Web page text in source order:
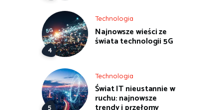
Technologia
Najnowsze wieści ze
świata technologii 5G
Technologia
Świat IT nieustannie w
ruchu: najnowsze